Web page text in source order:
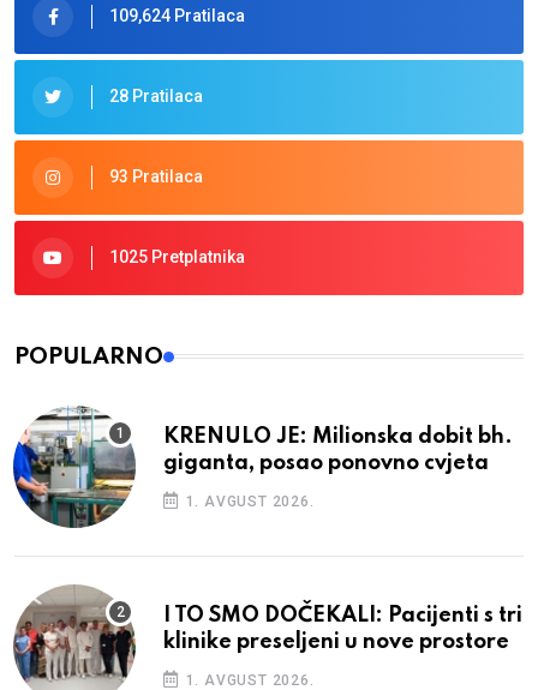
109,624 Pratilaca
28 Pratilaca
93 Pratilaca
1025 Pretplatnika
POPULARNO
KRENULO JE: Milionska dobit bh.
giganta, posao ponovno cvjeta
1. AVGUST 2026.
I TO SMO DOČEKALI: Pacijenti s tri
klinike preseljeni u nove prostore
1. AVGUST 2026.